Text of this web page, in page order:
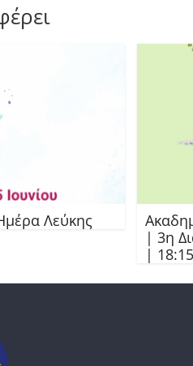
Λεύκης
| 3η
|